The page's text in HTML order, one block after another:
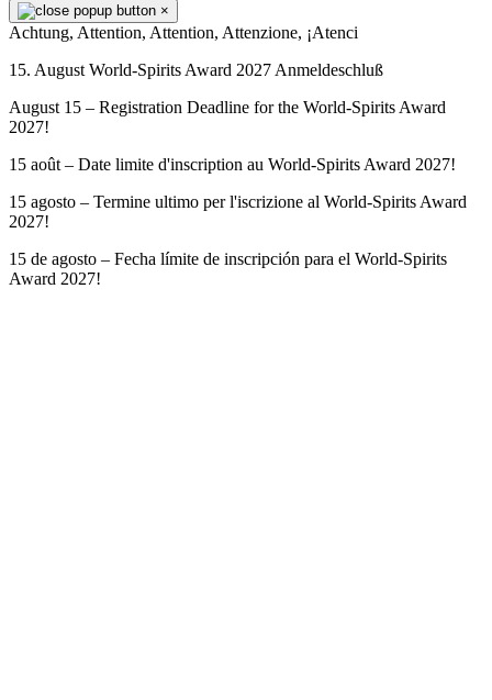
×
Achtung, Attention, Attention, Attenzione, ¡Atenci
15. August World-Spirits Award 2027 Anmeldeschluß
August 15 – Registration Deadline for the World-Spirits Award
2027!
15 août – Date limite d'inscription au World-Spirits Award 2027!
15 agosto – Termine ultimo per l'iscrizione al World-Spirits Award
2027!
15 de agosto – Fecha límite de inscripción para el World-Spirits
Award 2027!